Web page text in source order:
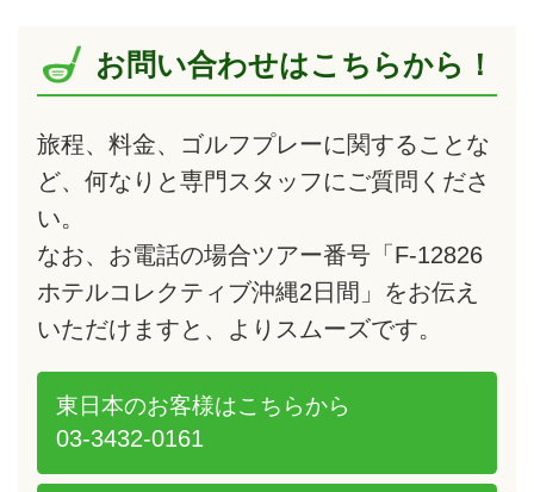
お問い合わせはこちらから！
旅程、料金、ゴルフプレーに関することな
ど、何なりと専門スタッフにご質問くださ
い。
なお、お電話の場合ツアー番号「F-12826
ホテルコレクティブ沖縄2日間」をお伝え
いただけますと、よりスムーズです。
東日本のお客様はこちらから
03-3432-0161